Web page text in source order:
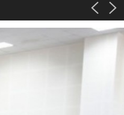
et les